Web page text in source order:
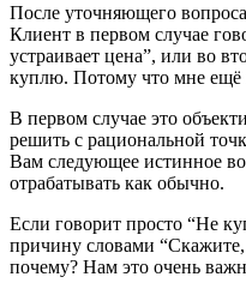
После уточняющего
Клиент в первом случае
устраивает цена”, или во
куплю. Потому что мне ещё
В первом случае это
решить с рациональной
Вам следующее истинное
отрабатывать как обычно.
Если говорит просто “Не
причину словами “Скажите,
почему? Нам это очень